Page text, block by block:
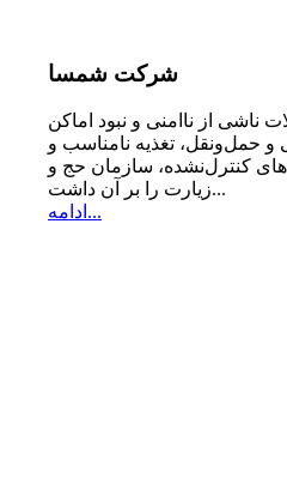
شرکت شمسا
ناشی از ناامنی و نبود اماكن
و حمل‌ونقل، تغذیه‌ نامناسب و
كنترل‌نشده، سازمان حج و
زیارت را بر آن داشت...
ادامه...